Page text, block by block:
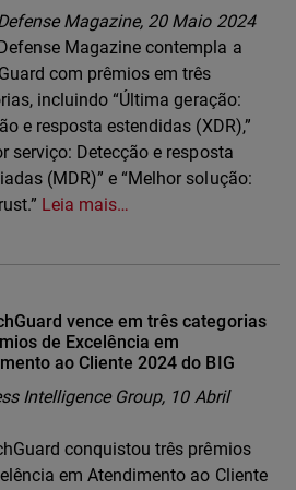
Magazine, 20 Maio 2024
Magazine contempla a
com prêmios em três
incluindo “Última geração:
e resposta estendidas (XDR),”
serviço: Detecção e resposta
(MDR)” e “Melhor solução:
Leia mais…
vence em três categorias
de Excelência em
ao Cliente 2024 do BIG
Intelligence Group, 10 Abril
conquistou três prêmios
em Atendimento ao Cliente